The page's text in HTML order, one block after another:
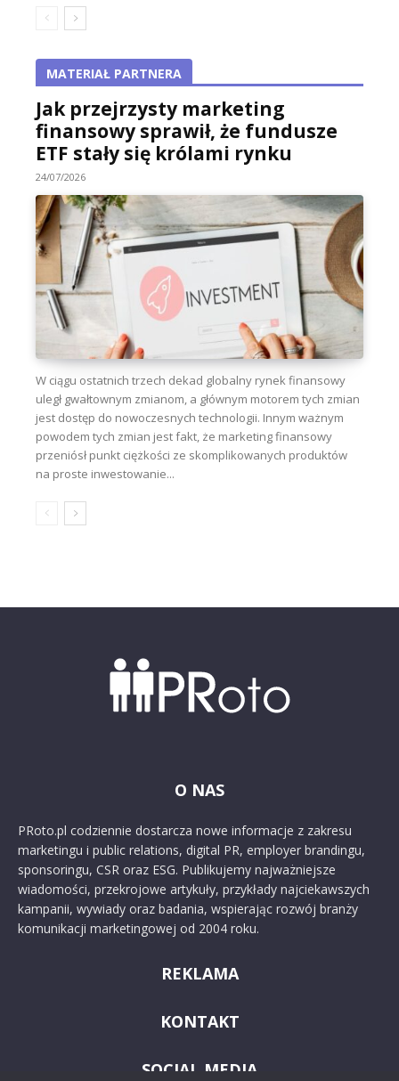
MATERIAŁ PARTNERA
Jak przejrzysty marketing
finansowy sprawił, że fundusze
ETF stały się królami rynku
24/07/2026
W ciągu ostatnich trzech dekad globalny rynek finansowy
uległ gwałtownym zmianom, a głównym motorem tych zmian
jest dostęp do nowoczesnych technologii. Innym ważnym
powodem tych zmian jest fakt, że marketing finansowy
przeniósł punkt ciężkości ze skomplikowanych produktów
na proste inwestowanie...
O NAS
PRoto.pl codziennie dostarcza nowe informacje z zakresu
marketingu i public relations, digital PR, employer brandingu,
sponsoringu, CSR oraz ESG. Publikujemy najważniejsze
wiadomości, przekrojowe artykuły, przykłady najciekawszych
kampanii, wywiady oraz badania, wspierając rozwój branży
komunikacji marketingowej od 2004 roku.
REKLAMA
KONTAKT
SOCIAL MEDIA